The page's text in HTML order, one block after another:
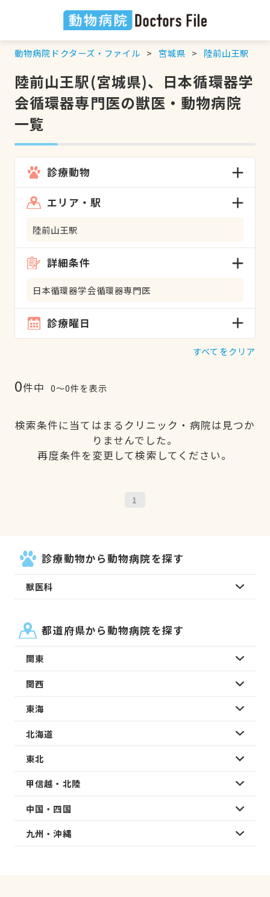
動物病院ドクターズ・ファイル 宮城県 陸前山王駅
陸前山王駅(宮城県)、日本循環器学
会循環器専門医の獣医・動物病院
一覧
診療動物
エリア・駅
陸前山王駅
詳細条件
日本循環器学会循環器専門医
診療曜日
すべてをクリア
0件中 0〜0件を表示
検索条件に当てはまるクリニック・病院は見つか
りませんでした。
再度条件を変更して検索してください。
1
診療動物から動物病院を探す
獣医科
都道府県から動物病院を探す
関東
関西
東海
北海道
東北
甲信越・北陸
中国・四国
九州・沖縄